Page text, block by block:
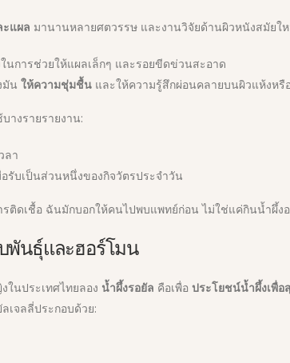
ะแผล มานานหลายศตวรรษ และงานวิจัยด้านผิวหนังสมัยให
นการช่วยให้แผลเล็กๆ และรอยขีดข่วนสะอาด
มัน ให้ความชุ่มชื้นและให้ความรู้สึกผ่อนคลายบนผิวแห้งหรื
างรายรายงาน:
ลา
รับเป็นส่วนหนึ่งของกิจวัตรประจำวัน
รติดเชื้อ ฉันมักบอกให้คนไปพบแพทย์ก่อน ไม่ใช่แค่กินน้ำผึ้งอ
นธุ์และฮอร์โมน
นประเทศไทยลอง น้ำผึ้งรอยัล คือเพื่อ ประโยชน์น้ำผึ้งเพื่
เจลลี่ประกอบด้วย: